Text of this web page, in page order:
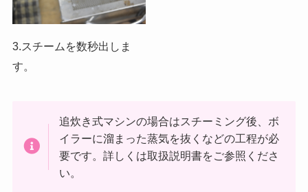
3.スチームを数秒出しま
す。
追炊き式マシンの場合はスチーミング後、ボ
イラーに溜まった蒸気を抜くなどの工程が必
要です。詳しくは取扱説明書をご参照くださ
い。